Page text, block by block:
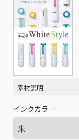
素材説明
インクカラー